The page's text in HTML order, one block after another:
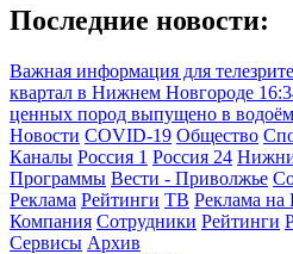
Последние новости:
Важная информация для
квартал в Нижнем Новгороде
ценных пород выпущено в
Новости COVID-19 Общество
Каналы Россия 1 Россия 24
Программы Вести - Приволжье
Реклама Рейтинги ТВ Реклама на
Компания Сотрудники Рейтинги
Сервисы Архив